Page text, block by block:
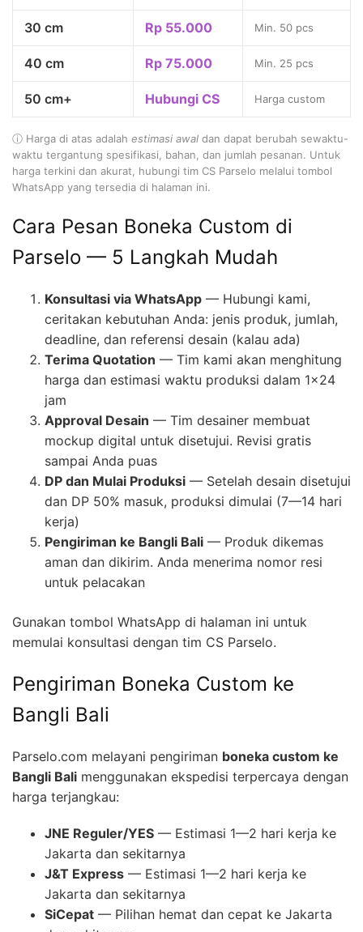
30 cm Rp 55.000 Min. 50 pcs
40 cm Rp 75.000 Min. 25 pcs
50 cm+ Hubungi CS Harga custom
ⓘ Harga di atas adalah estimasi awal dan dapat berubah sewaktu-
waktu tergantung spesifikasi, bahan, dan jumlah pesanan. Untuk
harga terkini dan akurat, hubungi tim CS Parselo melalui tombol
WhatsApp yang tersedia di halaman ini.
Cara Pesan Boneka Custom di
Parselo — 5 Langkah Mudah
Konsultasi via WhatsApp — Hubungi kami,
ceritakan kebutuhan Anda: jenis produk, jumlah,
deadline, dan referensi desain (kalau ada)
Terima Quotation — Tim kami akan menghitung
harga dan estimasi waktu produksi dalam 1×24
jam
Approval Desain — Tim desainer membuat
mockup digital untuk disetujui. Revisi gratis
sampai Anda puas
DP dan Mulai Produksi — Setelah desain disetujui
dan DP 50% masuk, produksi dimulai (7—14 hari
kerja)
Pengiriman ke Bangli Bali — Produk dikemas
aman dan dikirim. Anda menerima nomor resi
untuk pelacakan
Gunakan tombol WhatsApp di halaman ini untuk
memulai konsultasi dengan tim CS Parselo.
Pengiriman Boneka Custom ke
Bangli Bali
Parselo.com melayani pengiriman boneka custom ke
Bangli Bali menggunakan ekspedisi terpercaya dengan
harga terjangkau:
JNE Reguler/YES — Estimasi 1—2 hari kerja ke
Jakarta dan sekitarnya
J&T Express — Estimasi 1—2 hari kerja ke
Jakarta dan sekitarnya
SiCepat — Pilihan hemat dan cepat ke Jakarta